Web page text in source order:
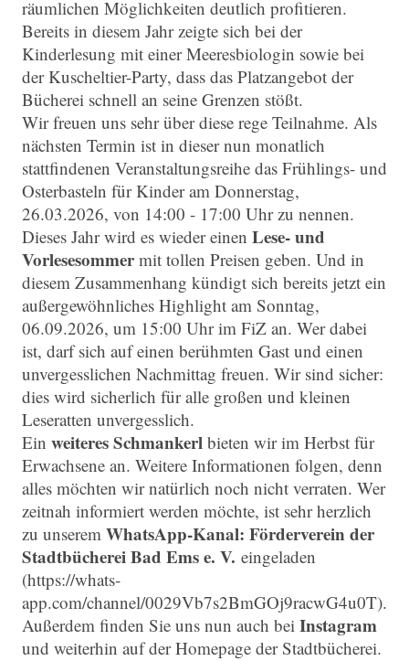
räumlichen Möglichkeiten deutlich profitieren.
Bereits in diesem Jahr zeigte sich bei der
Kinderlesung mit einer Meeresbiologin sowie bei
der Kuscheltier-Party, dass das Platzangebot der
Bücherei schnell an seine Grenzen stößt.
Wir freuen uns sehr über diese rege Teilnahme. Als
nächsten Termin ist in dieser nun monatlich
stattfindenen Veranstaltungsreihe das Frühlings- und
Osterbasteln für Kinder am Donnerstag,
26.03.2026, von 14:00 - 17:00 Uhr zu nennen.
Dieses Jahr wird es wieder einen Lese- und
Vorlesesommermit tollen Preisen geben. Und in
diesem Zusammenhang kündigt sich bereits jetzt ein
außergewöhnliches Highlight am Sonntag,
06.09.2026, um 15:00 Uhr im FiZ an. Wer dabei
ist, darf sich auf einen berühmten Gast und einen
unvergesslichen Nachmittag freuen. Wir sind sicher:
dies wird sicherlich für alle großen und kleinen
Leseratten unvergesslich.
Ein weiteres Schmankerl bieten wir im Herbst für
Erwachsene an. Weitere Informationen folgen, denn
alles möchten wir natürlich noch nicht verraten. Wer
zeitnah informiert werden möchte, ist sehr herzlich
zu unserem WhatsApp-Kanal: Förderverein der
Stadtbücherei Bad Ems e. V. eingeladen
(https://whats-
app.com/channel/0029Vb7s2BmGOj9racwG4u0T).
Außerdem finden Sie uns nun auch bei Instagram
und weiterhin auf der Homepage der Stadtbücherei.